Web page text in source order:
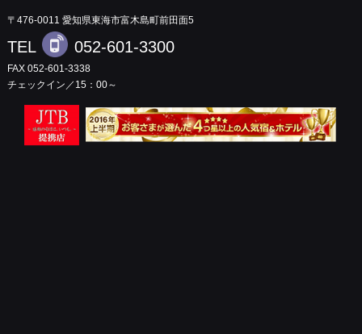
〒476-0011 愛知県東海市富木島町前田面5
TEL 052-601-3300
FAX 052-601-3338
チェックイン／15：00～